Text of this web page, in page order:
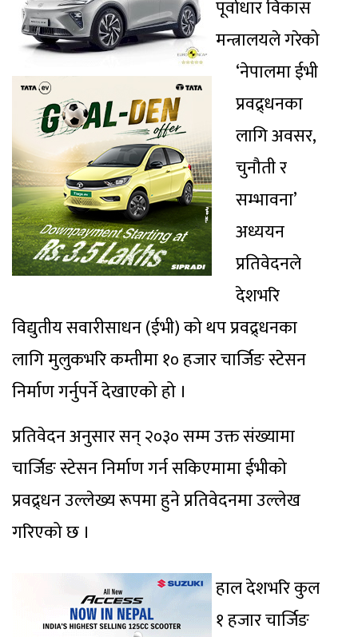
पूर्वाधार विकास
मन्त्रालयले गरेको
‘नेपालमा ईभी
प्रवद्र्धनका
लागि अवसर,
चुनौती र
सम्भावना’
अध्ययन
प्रतिवेदनले
देशभरि
विद्युतीय सवारीसाधन (ईभी) को थप प्रवद्र्धनका
लागि मुलुकभरि कम्तीमा १० हजार चार्जिङ स्टेसन
निर्माण गर्नुपर्ने देखाएको हो ।
प्रतिवेदन अनुसार सन् २०३० सम्म उक्त संख्यामा
चार्जिङ स्टेसन निर्माण गर्न सकिएमामा ईभीको
प्रवद्र्धन उल्लेख्य रूपमा हुने प्रतिवेदनमा उल्लेख
गरिएको छ ।
हाल देशभरि कुल
१ हजार चार्जिङ